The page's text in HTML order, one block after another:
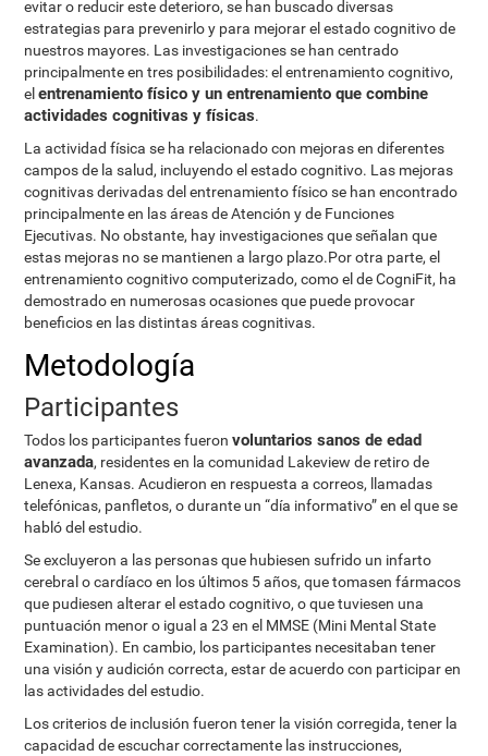
evitar o reducir este deterioro, se han buscado diversas
estrategias para prevenirlo y para mejorar el estado cognitivo de
nuestros mayores. Las investigaciones se han centrado
principalmente en tres posibilidades: el entrenamiento cognitivo,
elentrenamiento físico y un entrenamiento que combine
actividades cognitivas y físicas.
La actividad física se ha relacionado con mejoras en diferentes
campos de la salud, incluyendo el estado cognitivo. Las mejoras
cognitivas derivadas del entrenamiento físico se han encontrado
principalmente en las áreas de Atención y de Funciones
Ejecutivas. No obstante, hay investigaciones que señalan que
estas mejoras no se mantienen a largo plazo.Por otra parte, el
entrenamiento cognitivo computerizado, como el de CogniFit, ha
demostrado en numerosas ocasiones que puede provocar
beneficios en las distintas áreas cognitivas.
Metodología
Participantes
Todos los participantes fueronvoluntarios sanos de edad
avanzada, residentes en la comunidad Lakeview de retiro de
Lenexa, Kansas. Acudieron en respuesta a correos, llamadas
telefónicas, panfletos, o durante un “día informativo” en el que se
habló del estudio.
Se excluyeron a las personas que hubiesen sufrido un infarto
cerebral o cardíaco en los últimos 5 años, que tomasen fármacos
que pudiesen alterar el estado cognitivo, o que tuviesen una
puntuación menor o igual a 23 en el MMSE (Mini Mental State
Examination). En cambio, los participantes necesitaban tener
una visión y audición correcta, estar de acuerdo con participar en
las actividades del estudio.
Los criterios de inclusión fueron tener la visión corregida, tener la
capacidad de escuchar correctamente las instrucciones,